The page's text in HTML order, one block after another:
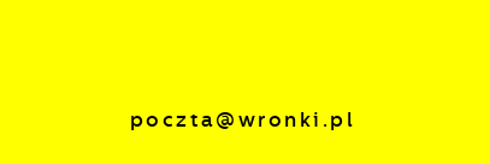
poczta@wronki.pl